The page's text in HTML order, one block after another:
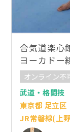
合気道楽心
ヨーカドー
オンライン不
武道・格闘技
東京都 足立区
JR常磐線(上